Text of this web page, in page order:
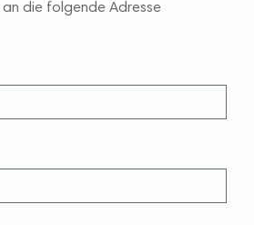
an die folgende Adresse